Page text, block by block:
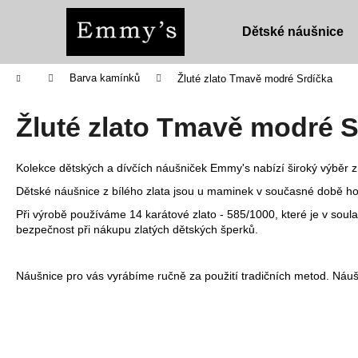
Dětské náušnice
Domů Barva kamínků Žluté zlato Tmavě modré Srdíčka
Žluté zlato Tmavě modré
Kolekce dětských a dívčích náušniček Emmy's nabízí široký výběr
Dětské náušnice z bílého zlata jsou u maminek v současné době
Při výrobě používáme 14 karátové zlato - 585/1000, které je v
bezpečnost při nákupu zlatých dětských šperků.
Náušnice pro vás vyrábíme ručně za použití tradičních metod.
Zpět
do
Zpět
do